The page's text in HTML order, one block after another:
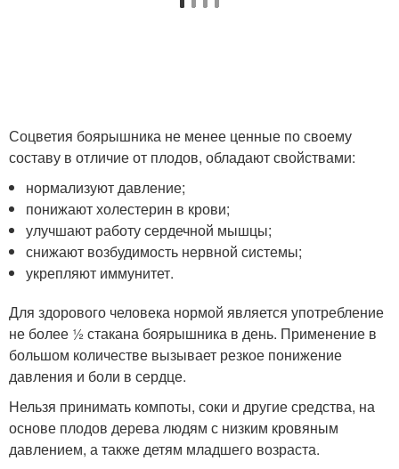
Соцветия боярышника не менее ценные по своему
составу в отличие от плодов, обладают свойствами:
нормализуют давление;
понижают холестерин в крови;
улучшают работу сердечной мышцы;
снижают возбудимость нервной системы;
укрепляют иммунитет.
Для здорового человека нормой является употребление
не более ½ стакана боярышника в день. Применение в
большом количестве вызывает резкое понижение
давления и боли в сердце.
Нельзя принимать компоты, соки и другие средства, на
основе плодов дерева людям с низким кровяным
давлением, а также детям младшего возраста.